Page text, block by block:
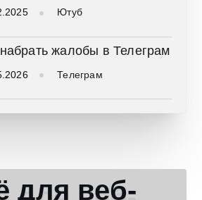
Ютуб
жалобы в Телеграм
Телеграм
для веб-